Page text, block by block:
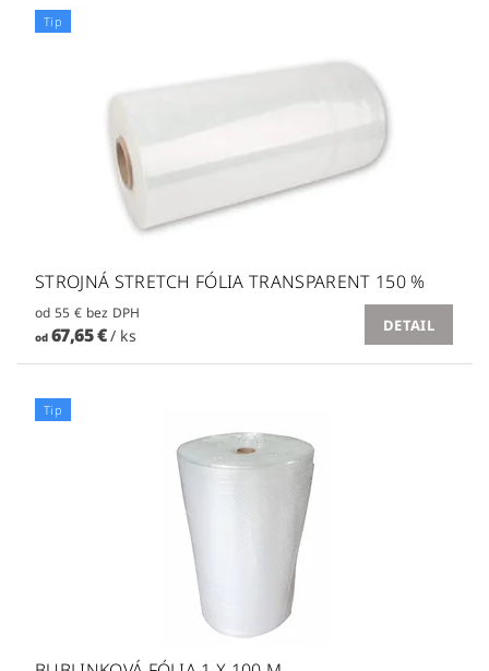
Tip
STROJNÁ STRETCH FÓLIA TRANSPARENT 150 %
od 55 € bez DPH
od67,65 €/ ks
DETAIL
Tip